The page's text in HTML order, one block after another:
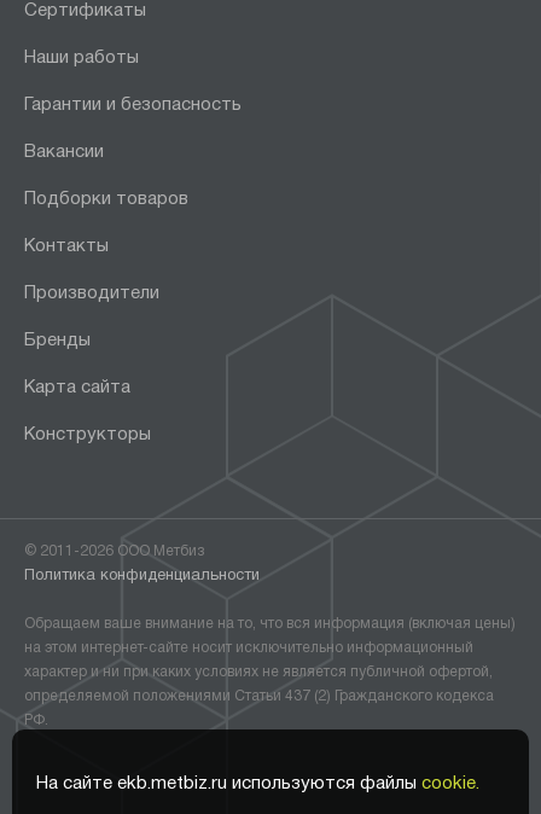
На сайте ekb.metbiz.ru используются файлы cookie.
Сертификаты
Наши работы
Гарантии и безопасность
Вакансии
Подборки товаров
Контакты
Производители
Бренды
Карта сайта
Конструкторы
© 2011-2026 ООО Метбиз
Политика конфиденциальности
Обращаем ваше внимание на то, что вся информация (включая цены)
на этом интернет-сайте носит исключительно информационный
характер и ни при каких условиях не является публичной офертой,
определяемой положениями Статьи 437 (2) Гражданского кодекса
РФ.